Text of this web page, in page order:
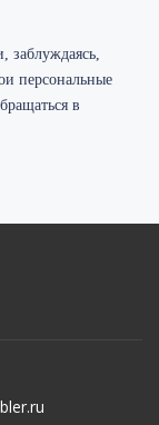
персональные
в